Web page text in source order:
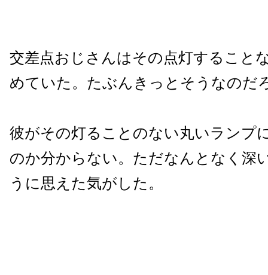
交差点おじさんはその点灯すること
めていた。たぶんきっとそうなのだ
彼がその灯ることのない丸いランプ
のか分からない。ただなんとなく深
うに思えた気がした。